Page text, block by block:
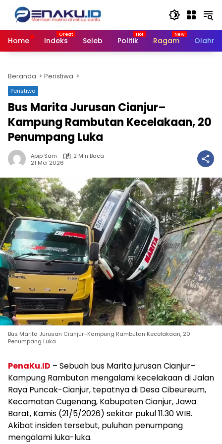
Langsung
konten
Home
Indeks Seleb Politik Ragam
Beranda Peristiwa
Peristiwa
Bus Marita Jurusan Cianjur–
Kampung Rambutan Kecelakaan, 20
Penumpang Luka
Apip Sam
2 Min Baca
21 Mei 2026
Bus Marita Jurusan Cianjur–Kampung Rambutan Kecelakaan, 20
Penumpang Luka
PenaKu.ID – Sebuah bus Marita jurusan Cianjur–
Kampung Rambutan mengalami kecelakaan di Jalan
Raya Puncak-Cianjur, tepatnya di Desa Cibeureum,
Kecamatan Cugenang, Kabupaten Cianjur, Jawa
Barat, Kamis (21/5/2026) sekitar pukul 11.30 WIB.
Akibat insiden tersebut, puluhan penumpang
mengalami luka-luka.